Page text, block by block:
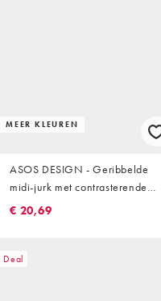
MEER KLEUREN
ASOS DESIGN - Geribbelde
midi-jurk met contrasterende
rand in kaki en wit
€ 20,69
Deal